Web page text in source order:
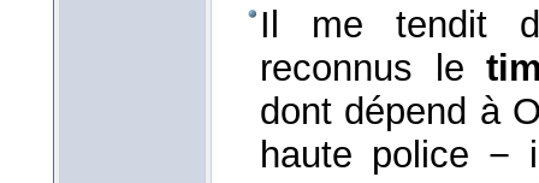
Il me tendit
reconnus le
dont dépend à
haute police −